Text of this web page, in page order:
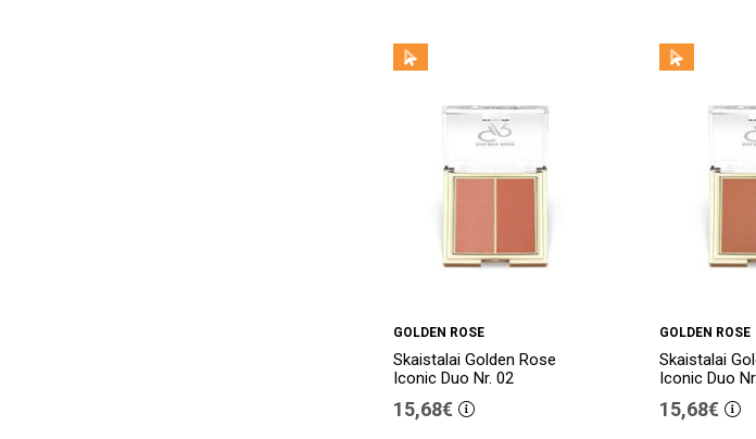
GOLDEN ROSE
Skaistalai Golden Rose
Iconic Duo Nr. 02
15,68€
GOLDEN ROSE
Skaistalai
Iconic Duo
15,68€